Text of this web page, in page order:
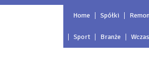
Home Spółki
Sport Branże